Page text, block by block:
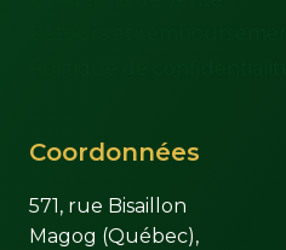
Coordonnées
571, rue Bisaillon
Magog (Québec),